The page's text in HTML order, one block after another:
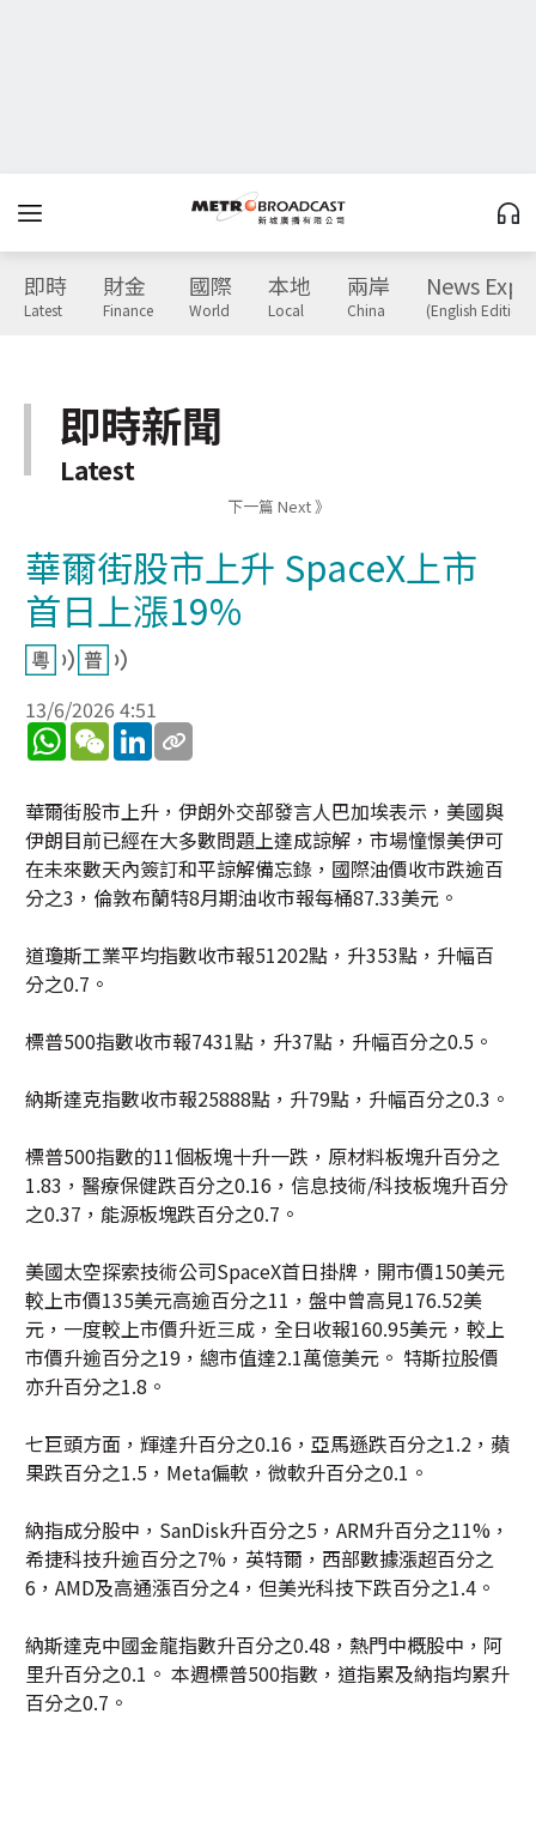
即時
Latest
財金
Finance
國際
World
本地
Local
兩岸
China
News
(English Edition)
即時新聞
Latest
下一篇 Next 》
華爾街股市上升 SpaceX上市
首日上漲19%
13/6/2026 4:51
WhatsApp
WeChatLinkedIn
華爾街股市上升，伊朗外交部發言人巴加埃表示，美國與
伊朗目前已經在大多數問題上達成諒解，市場憧憬美伊可
在未來數天內簽訂和平諒解備忘錄，國際油價收市跌逾百
分之3，倫敦布蘭特8月期油收市報每桶87.33美元。
道瓊斯工業平均指數收市報51202點，升353點，升幅百
分之0.7。
標普500指數收市報7431點，升37點，升幅百分之0.5。
納斯達克指數收市報25888點，升79點，升幅百分之0.3。
標普500指數的11個板塊十升一跌，原材料板塊升百分之
1.83，醫療保健跌百分之0.16，信息技術/科技板塊升百分
之0.37，能源板塊跌百分之0.7。
美國太空探索技術公司SpaceX首日掛牌，開市價150美元
較上市價135美元高逾百分之11，盤中曾高見176.52美
元，一度較上市價升近三成，全日收報160.95美元，較上
市價升逾百分之19，總市值達2.1萬億美元。 特斯拉股價
亦升百分之1.8。
七巨頭方面，輝達升百分之0.16，亞馬遜跌百分之1.2，蘋
果跌百分之1.5，Meta偏軟，微軟升百分之0.1。
納指成分股中，SanDisk升百分之5，ARM升百分之11%，
希捷科技升逾百分之7%，英特爾，西部數據漲超百分之
6，AMD及高通漲百分之4，但美光科技下跌百分之1.4。
納斯達克中國金龍指數升百分之0.48，熱門中概股中，阿
里升百分之0.1。 本週標普500指數，道指累及納指均累升
百分之0.7。